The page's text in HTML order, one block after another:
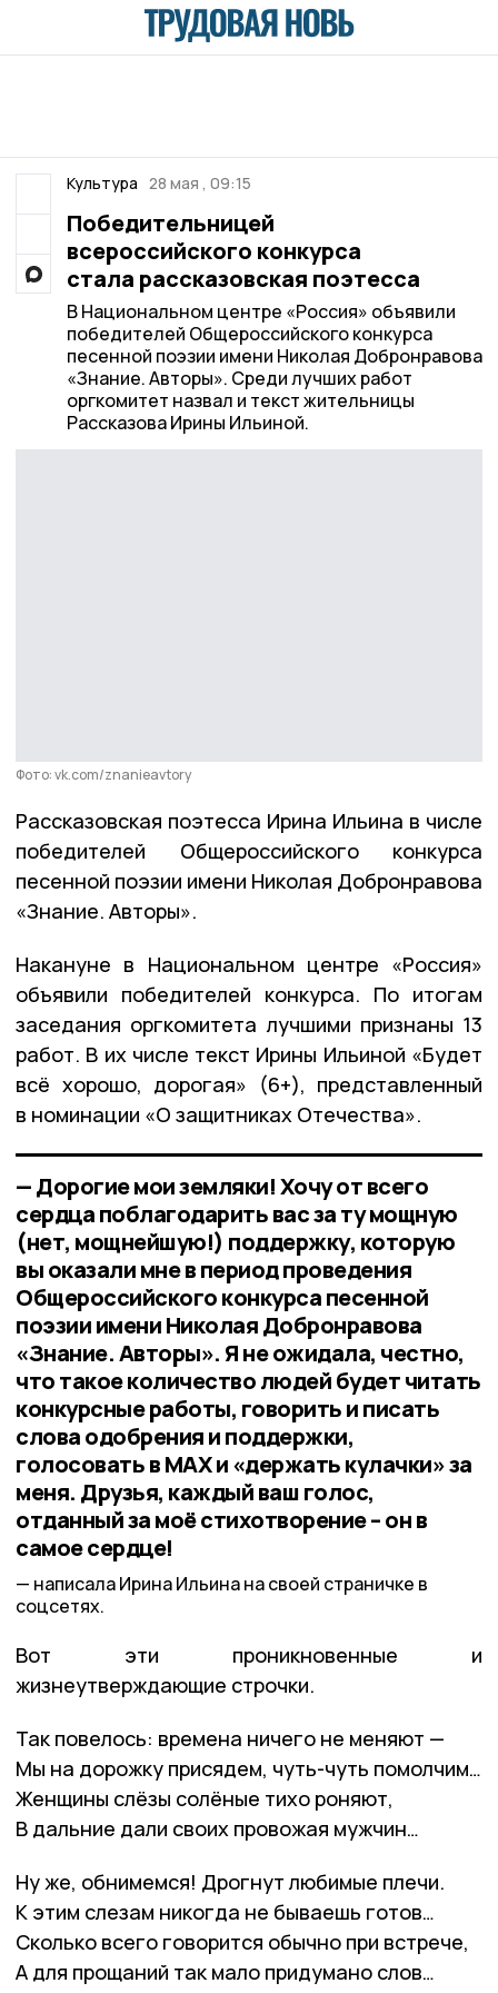
Культура 28 мая , 09:15
Победительницей
всероссийского конкурса
стала рассказовская поэтесса
В Национальном центре «Россия» объявили
победителей Общероссийского конкурса
песенной поэзии имени Николая Добронравова
«Знание. Авторы». Среди лучших работ
оргкомитет назвал и текст жительницы
Рассказова Ирины Ильиной.
Фото: vk.com/znanieavtory
Рассказовская поэтесса Ирина Ильина в числе
победителей Общероссийского конкурса
песенной поэзии имени Николая Добронравова
«Знание. Авторы».
Накануне в Национальном центре «Россия»
объявили победителей конкурса. По итогам
заседания оргкомитета лучшими признаны 13
работ. В их числе текст Ирины Ильиной «Будет
всё хорошо, дорогая» (6+), представленный
в номинации «О защитниках Отечества».
— Дорогие мои земляки! Хочу от всего
сердца поблагодарить вас за ту мощную
(нет, мощнейшую!) поддержку, которую
вы оказали мне в период проведения
Общероссийского конкурса песенной
поэзии имени Николая Добронравова
«Знание. Авторы». Я не ожидала, честно,
что такое количество людей будет читать
конкурсные работы, говорить и писать
слова одобрения и поддержки,
голосовать в МАХ и «держать кулачки» за
меня. Друзья, каждый ваш голос,
отданный за моё стихотворение – он в
самое сердце!
написала Ирина Ильина на своей страничке в
соцсетях.
Вот эти проникновенные и
жизнеутверждающие строчки.
Так повелось: времена ничего не меняют —
Мы на дорожку присядем, чуть-чуть помолчим…
Женщины слёзы солёные тихо роняют,
В дальние дали своих провожая мужчин…
Ну же, обнимемся! Дрогнут любимые плечи.
К этим слезам никогда не бываешь готов…
Сколько всего говорится обычно при встрече,
А для прощаний так мало придумано слов…